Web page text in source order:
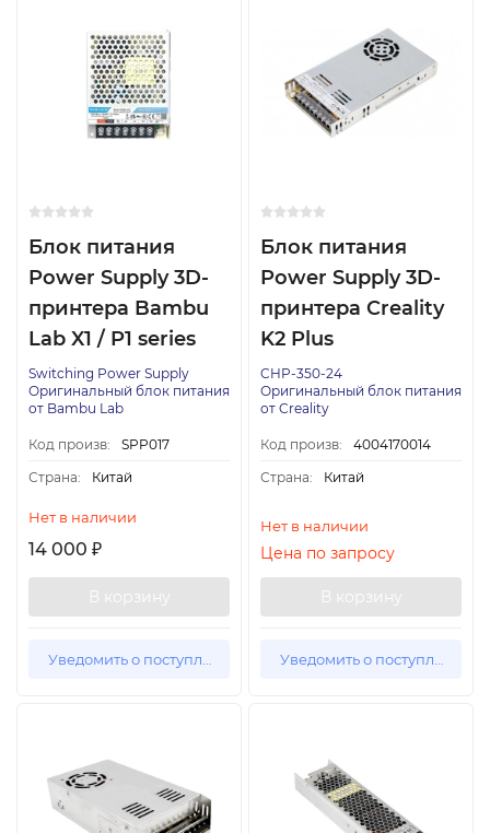
Блок питания
Power Supply 3D-
принтера Bambu
Lab X1 / P1 series
Switching Power Supply
Оригинальный блок питания
от Bambu Lab
Код произв:
SPP017
Страна:
Китай
Нет в наличии
14 000 ₽
В корзину
Уведомить о поступлении
Блок питания
Power Supply 3D-
принтера Creality
K2 Plus
CHP-350-24
Оригинальный блок питания
от Creality
Код произв:
4004170014
Страна:
Китай
Нет в наличии
Цена по запросу
В корзину
Уведомить о поступлении